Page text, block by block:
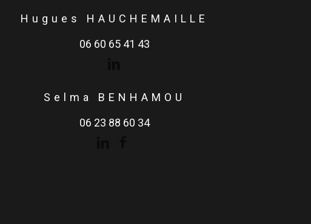
Hugues HAUCHEMAILLE
06 60 65 41 43
Selma BENHAMOU
06 23 88 60 34